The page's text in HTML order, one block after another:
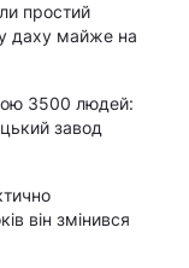
простий
даху майже на
3500 людей:
завод
він змінився